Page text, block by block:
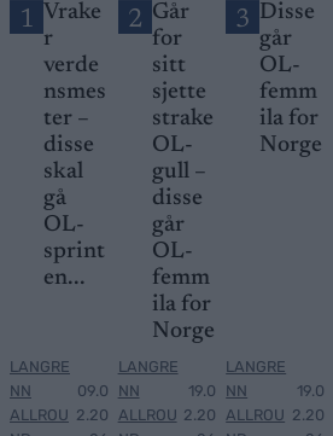
1 Vrake
r
verde
nsmes
ter –
disse
skal
gå
OL-
sprint
en...
LANGRE
NN
ALLROU
09.0
2.20
2 Går
for
sitt
sjette
strake
OL-
gull –
disse
går
OL-
femm
ila for
Norge
LANGRE
NN
ALLROU
19.0
2.20
3 Disse
går
OL-
femm
ila for
Norge
LANGRE
NN
ALLROU
19.0
2.20